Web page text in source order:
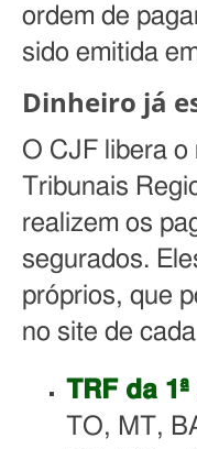
ordem de
sido emitida
Dinheiro já
O CJF libera o
Tribunais
realizem os
segurados.
próprios, que
no site de
TRF da
TO, MT,